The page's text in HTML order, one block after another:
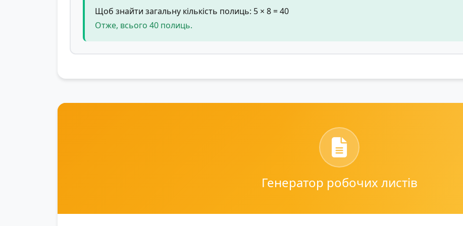
Щоб знайти загальну кількість полиць: 5 × 8 = 40
Отже, всього 40 полиць.
Генератор робочих листів